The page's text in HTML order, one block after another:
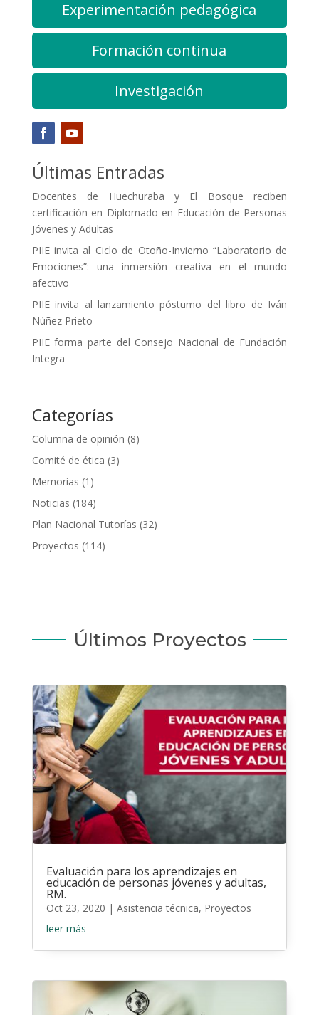
Experimentación pedagógica
Formación continua
Investigación
Últimas Entradas
Docentes de Huechuraba y El Bosque reciben
certificación en Diplomado en Educación de Personas
Jóvenes y Adultas
PIIE invita al Ciclo de Otoño-Invierno “Laboratorio de
Emociones”: una inmersión creativa en el mundo
afectivo
PIIE invita al lanzamiento póstumo del libro de Iván
Núñez Prieto
PIIE forma parte del Consejo Nacional de Fundación
Integra
Categorías
Columna de opinión (8)
Comité de ética (3)
Memorias (1)
Noticias (184)
Plan Nacional Tutorías (32)
Proyectos (114)
Últimos Proyectos
Evaluación para los aprendizajes en
educación de personas jóvenes y adultas,
RM.
Oct 23, 2020 | Asistencia técnica, Proyectos
leer más